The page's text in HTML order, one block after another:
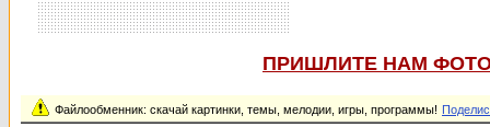
ПРИШЛИТЕ НАМ
Файлообменник: скачай картинки, темы, мелодии, игры, программы!